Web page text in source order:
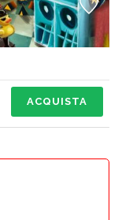
ACQUISTA